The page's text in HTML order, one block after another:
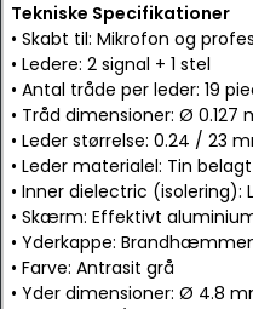
Tekniske Specifikationer
• Skabt til: Mikrofon og
• Ledere: 2 signal + 1 stel
• Antal tråde per leder: 19
• Tråd dimensioner: Ø 0.127
• Leder størrelse: 0.24 / 23
• Leder materialel: Tin
• Inner dielectric (isolering):
• Skærm: Effektivt
• Yderkappe:
• Farve: Antrasit grå
• Yder dimensioner: Ø 4.8